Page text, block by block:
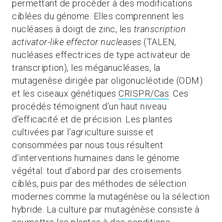
permettant de procéder à des modifications
ciblées du génome. Elles comprennent les
nucléases à doigt de zinc, les transcription
activator-like effector nucleases (TALEN,
nucléases effectrices de type activateur de
transcription), les méganucléases, la
mutagenèse dirigée par oligonucléotide (ODM)
et les ciseaux génétiques CRISPR/Cas . Ces
procédés témoignent d’un haut niveau
d’efficacité et de précision. Les plantes
cultivées par l’agriculture suisse et
consommées par nous tous résultent
d’interventions humaines dans le génome
végétal: tout d’abord par des croisements
ciblés, puis par des méthodes de sélection
modernes comme la mutagénèse ou la sélection
hybride. La culture par mutagénèse consiste à